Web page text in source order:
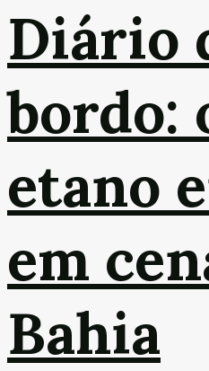
Diário
bordo:
etano
em
Bahia